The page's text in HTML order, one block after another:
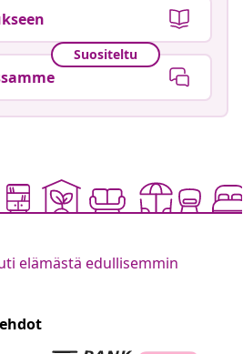
Suositeltu
elämästä edullisemmin